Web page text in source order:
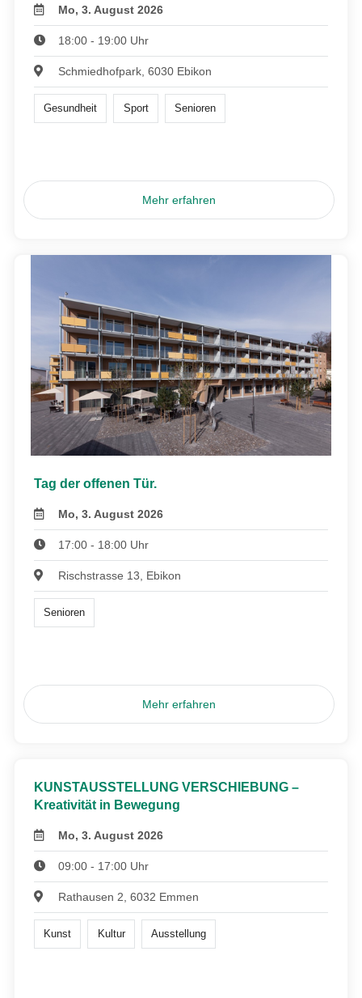
Mo, 3. August 2026
18:00 - 19:00 Uhr
Schmiedhofpark, 6030 Ebikon
Gesundheit Sport Senioren
Mehr erfahren
Tag der offenen Tür.
Mo, 3. August 2026
17:00 - 18:00 Uhr
Rischstrasse 13, Ebikon
Senioren
Mehr erfahren
KUNSTAUSSTELLUNG VERSCHIEBUNG –
Kreativität in Bewegung
Mo, 3. August 2026
09:00 - 17:00 Uhr
Rathausen 2, 6032 Emmen
Kunst Kultur Ausstellung